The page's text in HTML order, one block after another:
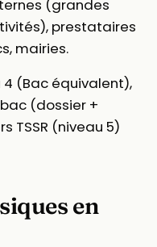
(grandes
prestataires
mairies.
4 (Bac équivalent),
(dossier +
TSSR (niveau 5)
en